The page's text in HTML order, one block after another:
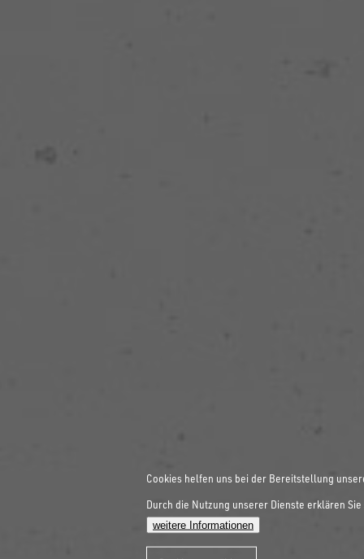
Cookies helfen uns bei der Bereitstellung
Durch die Nutzung unserer Dienste erklären
weitere Informationen